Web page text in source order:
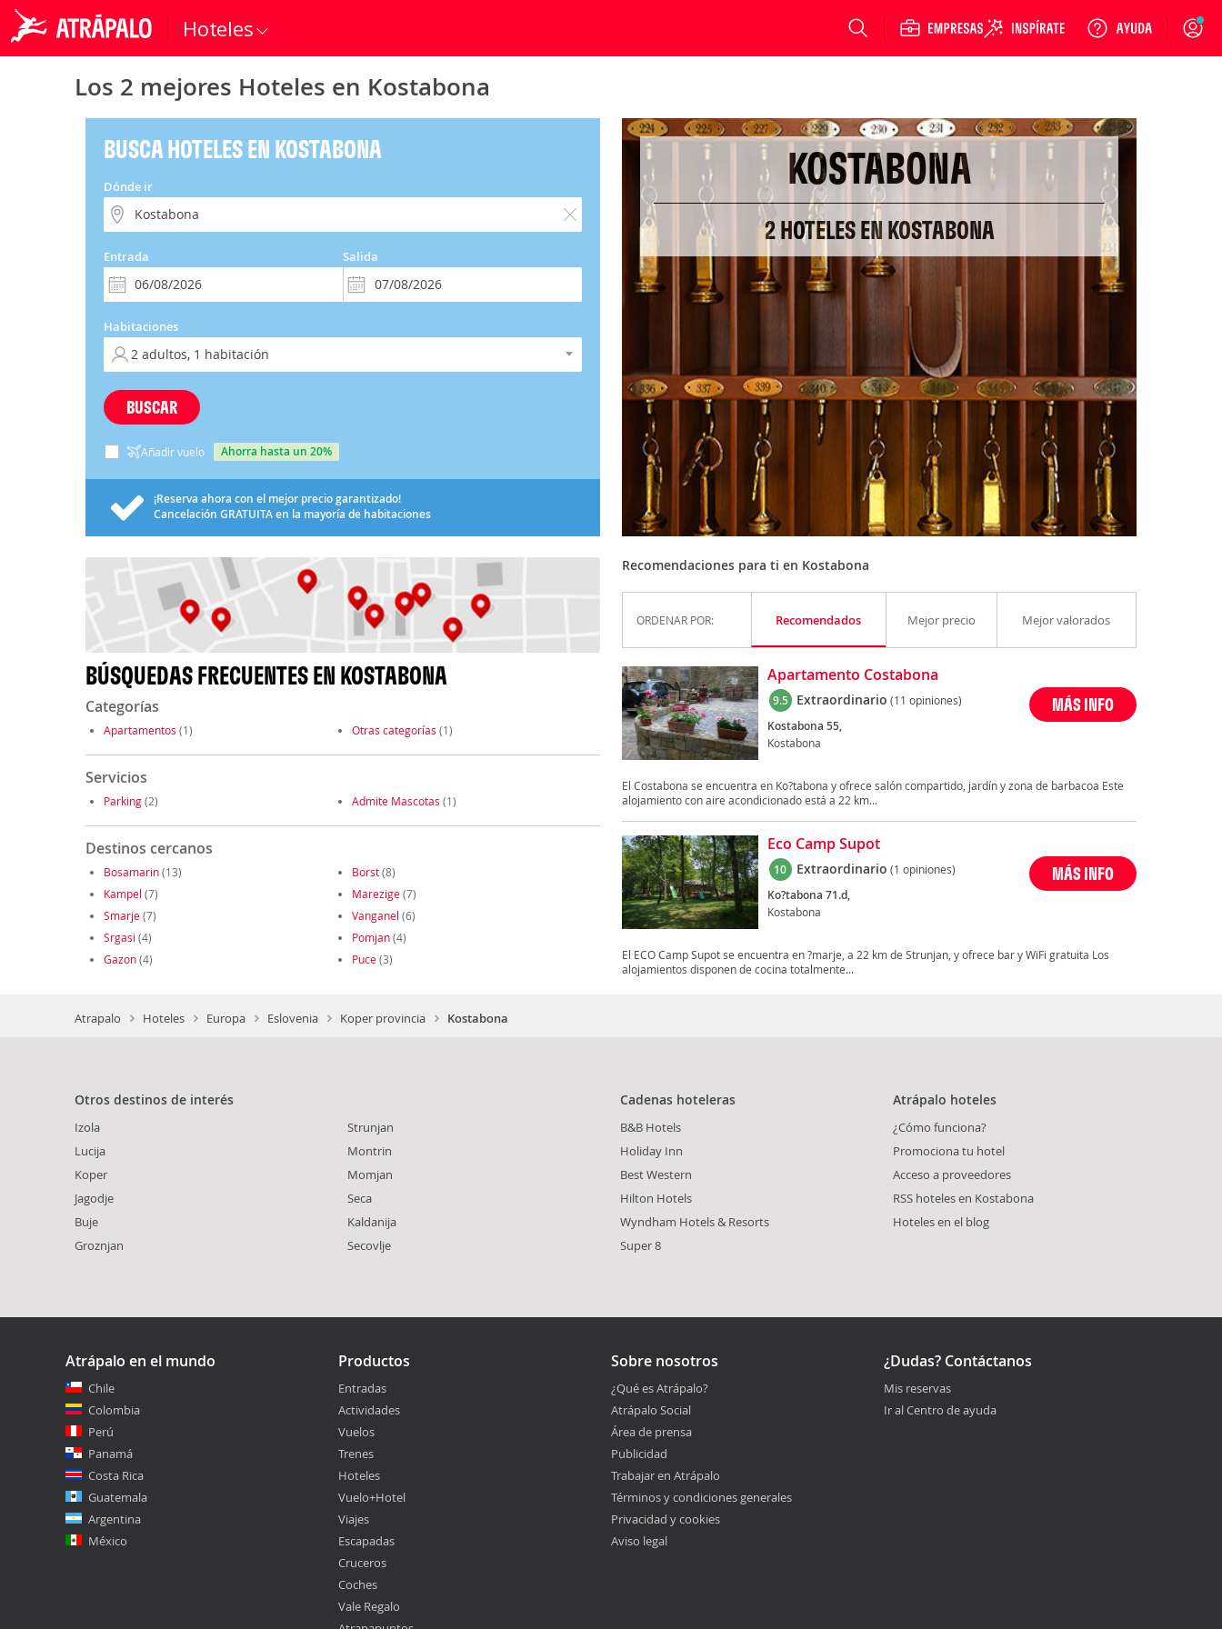
Hoteles Login
Los 2 mejores Hoteles en Kostabona
BUSCA HOTELES EN KOSTABONA
Dónde ir
Entrada Salida
Habitaciones
BUSCAR
Añadir vuelo ahorra hasta un 20%
¡Reserva ahora con el mejor precio garantizado!
Cancelación GRATUITAen la mayoría de habitaciones
BÚSQUEDAS FRECUENTES EN KOSTABONA
Categorías
Apartamentos (1) Otras categorías (1)
Servicios
Parking(2) Admite Mascotas (1)
Destinos cercanos
Bosamarin(13) Borst(8)
Kampel (7) Marezige(7)
Smarje(7) Vanganel (6)
Srgasi (4) Pomjan(4)
Gazon(4) Puce(3)
KOSTABONA
2 HOTELES EN KOSTABONA
Recomendaciones para ti en Kostabona
ORDENAR POR: Recomendados Mejor precio Mejor valorados
Apartamento Costabona
9.5 Extraordinario (11 opiniones)
Kostabona 55,
Kostabona
MÁS INFO
El Costabona se encuentra en Ko?tabona y ofrece salón compartido, jardín y zona de barbacoa Este
alojamiento con aire acondicionado está a 22 km...
Eco Camp Supot
10 Extraordinario (1 opiniones)
Ko?tabona 71.d,
Kostabona
MÁS INFO
El ECO Camp Supot se encuentra en ?marje, a 22 km de Strunjan, y ofrece bar y WiFi gratuita Los
alojamientos disponen de cocina totalmente...
Atrapalo Hoteles Europa Eslovenia Koper provincia Kostabona
Otros destinos de interés
Izola
Lucija
Koper
Jagodje
Buje
Groznjan
Strunjan
Montrin
Momjan
Seca
Kaldanija
Secovlje
Cadenas hoteleras
B&B Hotels
Holiday Inn
Best Western
Hilton Hotels
Wyndham Hotels & Resorts
Super 8
Atrápalo hoteles
¿Cómo funciona?
Promociona tu hotel
Acceso a proveedores
RSS hoteles en Kostabona
Hoteles en el blog
Atrápalo en el mundo
Chile
Colombia
Perú
Panamá
Costa Rica
Guatemala
Argentina
México
Productos
Entradas
Actividades
Vuelos
Trenes
Hoteles
Vuelo+Hotel
Viajes
Escapadas
Cruceros
Coches
Vale Regalo
Sobre nosotros
¿Qué es Atrápalo?
Atrápalo Social
Área de prensa
Publicidad
Trabajar en Atrápalo
Términos y condiciones generales
Privacidad y cookies
Aviso legal
¿Dudas? Contáctanos
Mis reservas
Ir al Centro de ayuda